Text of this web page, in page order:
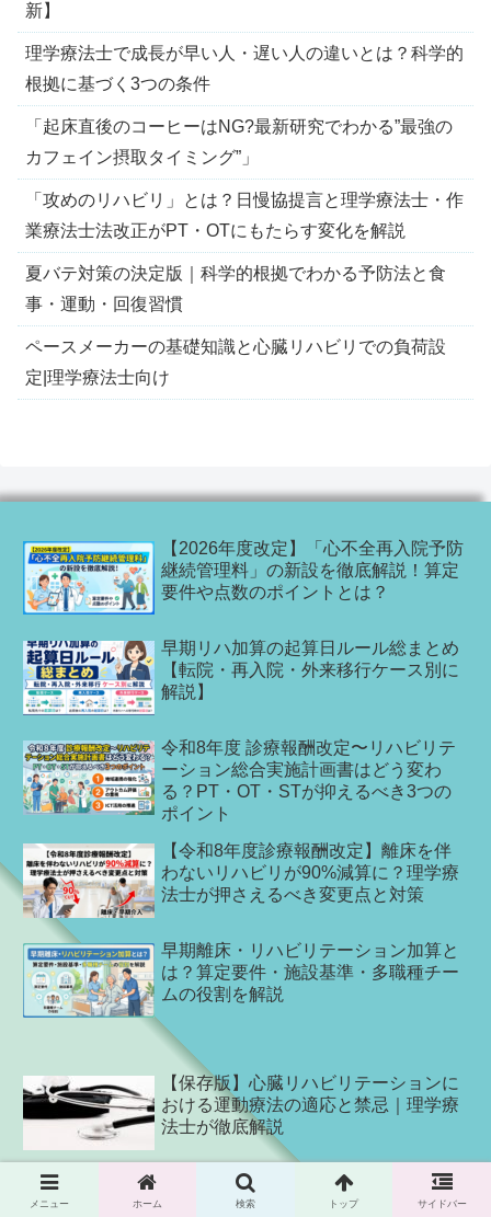
新】
理学療法士で成長が早い人・遅い人の違いとは？科学的
根拠に基づく3つの条件
「起床直後のコーヒーはNG?最新研究でわかる”最強の
カフェイン摂取タイミング”」
「攻めのリハビリ」とは？日慢協提言と理学療法士・作
業療法士法改正がPT・OTにもたらす変化を解説
夏バテ対策の決定版｜科学的根拠でわかる予防法と食
事・運動・回復習慣
ペースメーカーの基礎知識と心臓リハビリでの負荷設
定|理学療法士向け
【2026年度改定】「心不全再入院予防
継続管理料」の新設を徹底解説！算定
要件や点数のポイントとは？
早期リハ加算の起算日ルール総まとめ
【転院・再入院・外来移行ケース別に
解説】
令和8年度 診療報酬改定〜リハビリテ
ーション総合実施計画書はどう変わ
る？PT・OT・STが抑えるべき3つの
ポイント
【令和8年度診療報酬改定】離床を伴
わないリハビリが90%減算に？理学療
法士が押さえるべき変更点と対策
早期離床・リハビリテーション加算と
は？算定要件・施設基準・多職種チー
ムの役割を解説
【保存版】心臓リハビリテーションに
おける運動療法の適応と禁忌｜理学療
法士が徹底解説
HFpEF 運動療法のエビデンス2025年
最新版｜メタ解析から読む臨床への落
メニュー ホーム 検索 トップ サイドバー